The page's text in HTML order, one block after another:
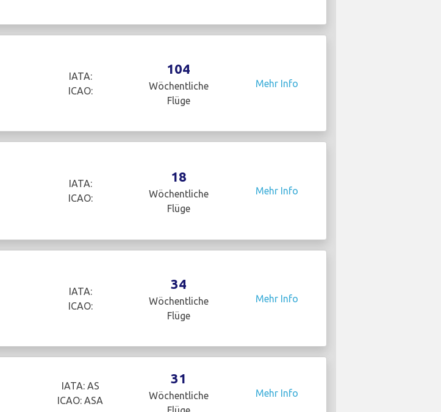
IATA:
ICAO:
104
Wöchentliche
Flüge
Mehr Info
IATA:
ICAO:
18
Wöchentliche
Flüge
Mehr Info
IATA:
ICAO:
34
Wöchentliche
Flüge
Mehr Info
IATA: AS
ICAO: ASA
31
Wöchentliche
Mehr Info